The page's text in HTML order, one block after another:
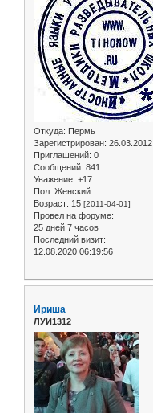
Откуда: Пермь
Зарегистрирован: 26.03.2012
Приглашений: 0
Сообщений: 841
Уважение: +17
Пол: Женский
Возраст: 15 [2011-04-01]
Провел на форуме:
25 дней 7 часов
Последний визит:
12.08.2020 06:19:56
Ириша
ЛУИ1312